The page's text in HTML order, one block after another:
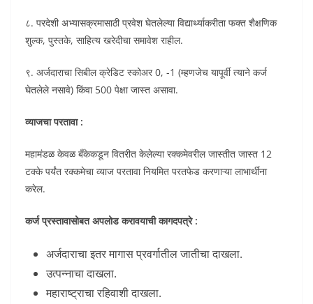
८. परदेशी अभ्यासक्रमासाठी प्रवेश घेतलेल्या विद्यार्थ्याकरीता फक्त शैक्षणिक
शुल्क, पुस्तके, साहित्य खरेदीचा समावेश राहील.
९. अर्जदाराचा सिबील क्रेडिट स्कोअर 0, -1 (म्हणजेच यापूर्वी त्याने कर्ज
घेतलेले नसावे) किंवा 500 पेक्षा जास्त असावा.
व्याजचा परतावा :
महामंडळ केवळ बँकेकडून वितरीत केलेल्या रक्कमेवरील जास्तीत जास्त 12
टक्के पर्यंत रक्कमेचा व्याज परतावा नियमित परतफेड करणाऱ्या लाभार्थींना
करेल.
कर्ज प्रस्तावासोबत अपलोड करावयाची कागदपत्रे :
अर्जदाराचा इतर मागास प्रवर्गातील जातीचा दाखला.
उत्पन्नाचा दाखला.
महाराष्ट्राचा रहिवाशी दाखला.